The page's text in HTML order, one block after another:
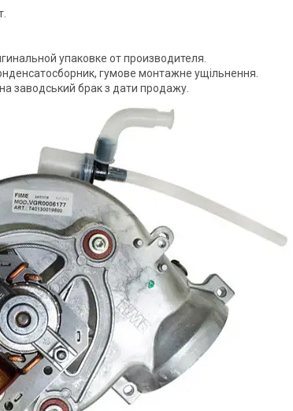
упаковке от производителя.
гумове монтажне ущільнення.
на заводський брак з дати продажу.